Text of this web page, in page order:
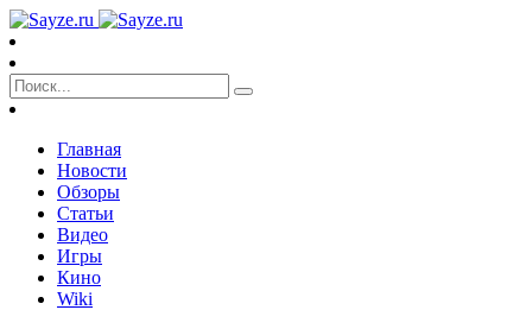
Главная
Новости
Обзоры
Статьи
Видео
Игры
Кино
Wiki